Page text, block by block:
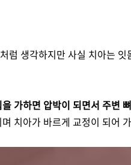
럼 생각하지만 사실 치아는
가하면 압박이 되면서 주변
치아가 바르게 교정이 되어